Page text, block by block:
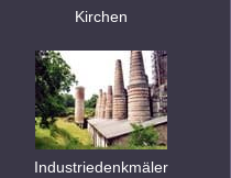
Kirchen
Industriedenkmäler